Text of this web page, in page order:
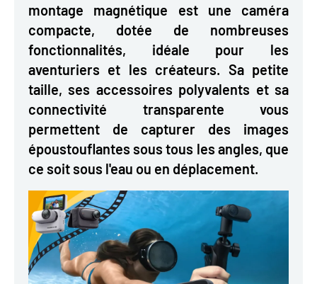
montage magnétique est une caméra
compacte, dotée de nombreuses
fonctionnalités, idéale pour les
aventuriers et les créateurs. Sa petite
taille, ses accessoires polyvalents et sa
connectivité transparente vous
permettent de capturer des images
époustouflantes sous tous les angles, que
ce soit sous l'eau ou en déplacement.